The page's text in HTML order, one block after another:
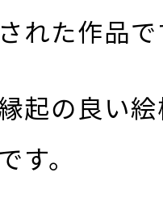
れた作品
起の良い
す。